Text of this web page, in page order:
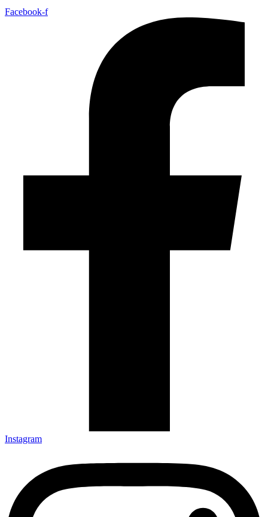
Facebook-f
Instagram